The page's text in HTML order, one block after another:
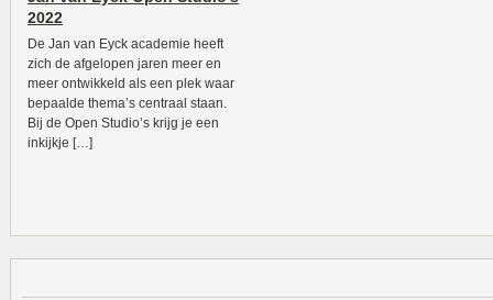
2022
De Jan van Eyck academie heeft
zich de afgelopen jaren meer en
meer ontwikkeld als een plek waar
bepaalde thema’s centraal staan.
Bij de Open Studio’s krijg je een
inkijkje […]